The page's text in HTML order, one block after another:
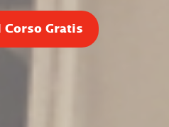
Corso Gratis